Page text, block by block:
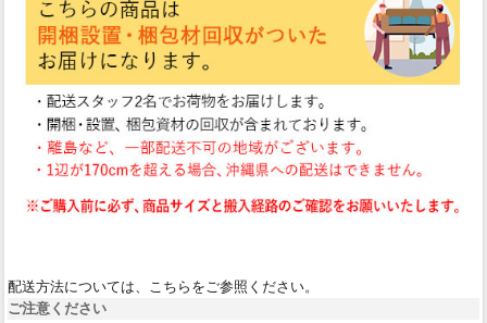
配送方法については、こちらをご参照ください。
ご注意ください